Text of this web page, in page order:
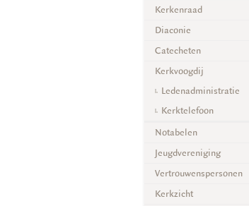
Kerkenraad
Diaconie
Catecheten
Kerkvoogdij
Ledenadministratie
Kerktelefoon
Notabelen
Jeugdvereniging
Vertrouwenspersonen
Kerkzicht